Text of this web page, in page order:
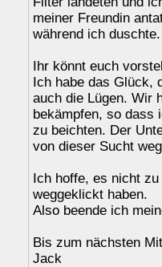
meiner Freundin
während ich
Ihr könnt euch
Ich habe das Glück,
auch die Lügen. Wir
bekämpfen, so dass
zu beichten. Der
von dieser Sucht
Ich hoffe, es nicht
weggeklickt haben.
Also beende ich
Bis zum nächsten
Jack